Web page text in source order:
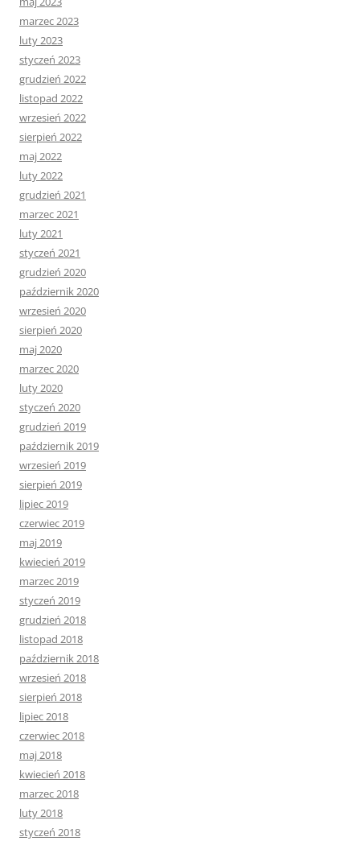
marzec 2023
luty 2023
styczeń 2023
grudzień 2022
listopad 2022
wrzesień 2022
sierpień 2022
maj 2022
luty 2022
grudzień 2021
marzec 2021
luty 2021
styczeń 2021
grudzień 2020
październik 2020
wrzesień 2020
sierpień 2020
maj 2020
marzec 2020
luty 2020
styczeń 2020
grudzień 2019
październik 2019
wrzesień 2019
sierpień 2019
lipiec 2019
czerwiec 2019
maj 2019
kwiecień 2019
marzec 2019
styczeń 2019
grudzień 2018
listopad 2018
październik 2018
wrzesień 2018
sierpień 2018
lipiec 2018
czerwiec 2018
maj 2018
kwiecień 2018
marzec 2018
luty 2018
styczeń 2018